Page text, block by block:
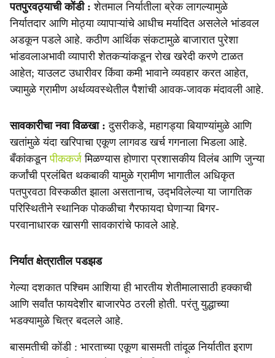
पतपुरवठ्याची कोंडी : शेतमाल निर्यातीला ब्रेक लागल्यामुळे
निर्यातदार आणि मोठ्या व्यापाऱ्यांचे आधीच मर्यादित असलेले भांडवल
अडकून पडले आहे. कठीण आर्थिक संकटामुळे बाजारात पुरेशा
भांडवलाअभावी व्यापारी शेतकऱ्यांकडून रोख खरेदी करणे टाळत
आहेत; याउलट उधारीवर किंवा कमी भावाने व्यवहार करत आहेत,
ज्यामुळे ग्रामीण अर्थव्यवस्थेतील पैशांची आवक-जावक मंदावली आहे.
सावकारीचा नवा विळखा : दुसरीकडे, महागड्या बियाण्यांमुळे आणि
खतांमुळे यंदा खरिपाचा एकूण लागवड खर्च गगनाला भिडला आहे.
बँकांकडूनपीककर्ज मिळण्यास होणारा प्रशासकीय विलंब आणि जुन्या
कर्जांची प्रलंबित थकबाकी यामुळे ग्रामीण भागातील अधिकृत
पतपुरवठा विस्कळीत झाला असतानाच, उद्‍भविलेल्या या जागतिक
परिस्थितीने स्थानिक पोकळीचा गैरफायदा घेणाऱ्या बिगर-
परवानाधारक खासगी सावकारांचे फावले आहे.
निर्यात क्षेत्रातील पडझड
गेल्या दशकात पश्चिम आशिया ही भारतीय शेतीमालासाठी हक्काची
आणि सर्वांत फायदेशीर बाजारपेठ ठरली होती. परंतु युद्धाच्या
भडक्यामुळे चित्र बदलले आहे.
बासमतीची कोंडी : भारताच्या एकूण बासमती तांदूळ निर्यातीत इराण